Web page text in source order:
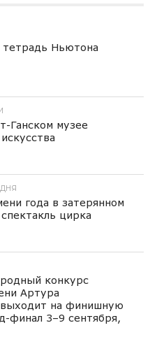
тетрадь Ньютона
Ганском музее
года в затерянном
цирка
конкурс
Артура
на финишную
финал 3–9 сентября,